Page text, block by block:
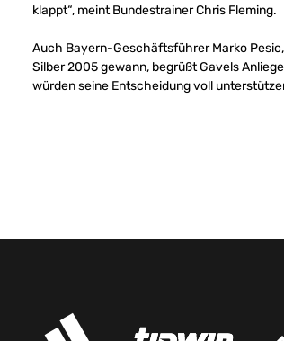
klappt“, meint Bundestrainer Chris Fleming.
Auch Bayern-Geschäftsführer Marko
Silber 2005 gewann, begrüßt Gavels
würden seine Entscheidung voll